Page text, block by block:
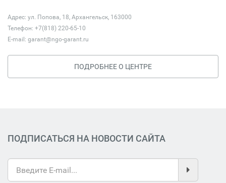
Адрес: ул. Попова, 18, Архангельск, 163000
Телефон: +7(818) 220-65-10
E-mail: garant@ngo-garant.ru
ПОДРОБНЕЕ О ЦЕНТРЕ
ПОДПИСАТЬСЯ НА НОВОСТИ САЙТА